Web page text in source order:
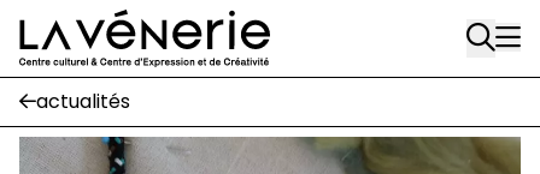
Aller au contenu principal
Place Gilson, 3
1170 Watermael-Boitsfort
02 663 85 50
suivez-nous
actualités